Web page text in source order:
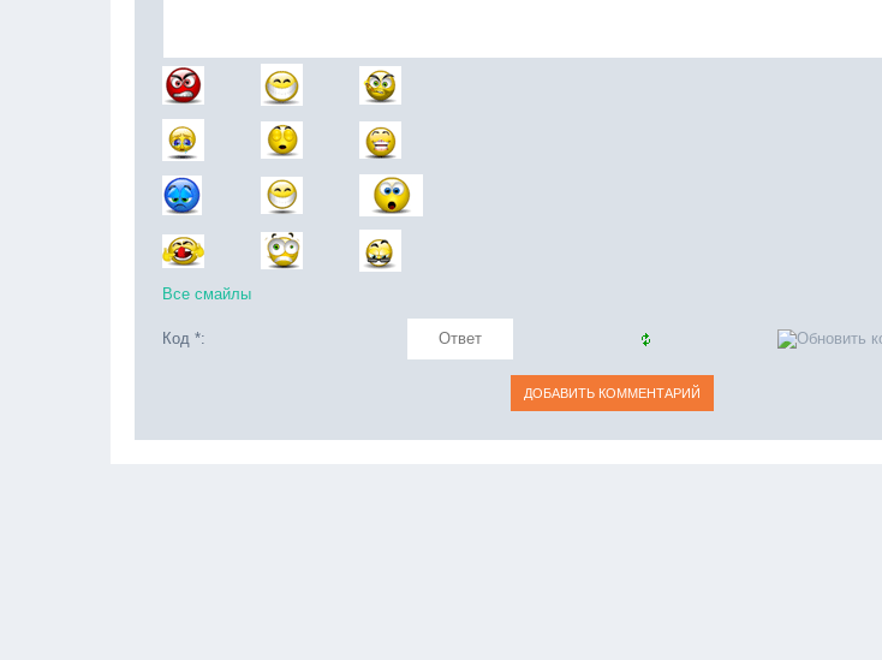
Все смайлы
Код *: